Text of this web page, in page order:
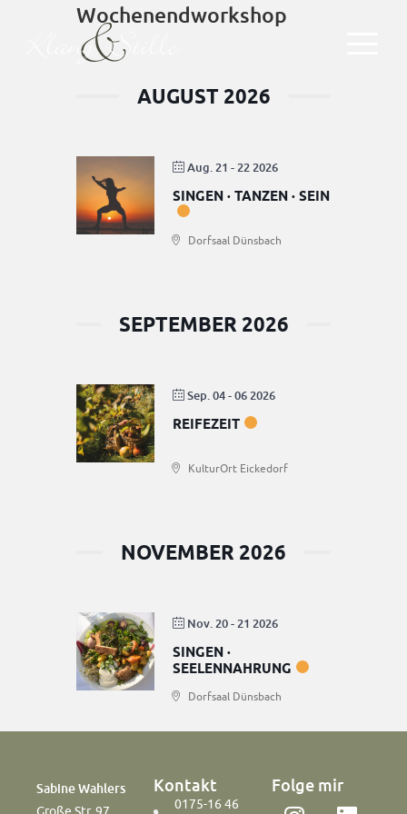
Mein Angebot
Was ist JSJ
Mein Angebot
Aktuelle Termine
0175-16 46 237 info@sabinewahlers.de
Zum Newsletter anmelden
Wochenendworkshop
AUGUST 2026
Aug. 21 - 22 2026
SINGEN · TANZEN · SEIN
Dorfsaal Dünsbach
SEPTEMBER 2026
Sep. 04 - 06 2026
REIFEZEIT
KulturOrt Eickedorf
NOVEMBER 2026
Nov. 20 - 21 2026
SINGEN ·
SEELENNAHRUNG
Dorfsaal Dünsbach
Sabine Wahlers Kontakt
0175-16 46
Folge mir